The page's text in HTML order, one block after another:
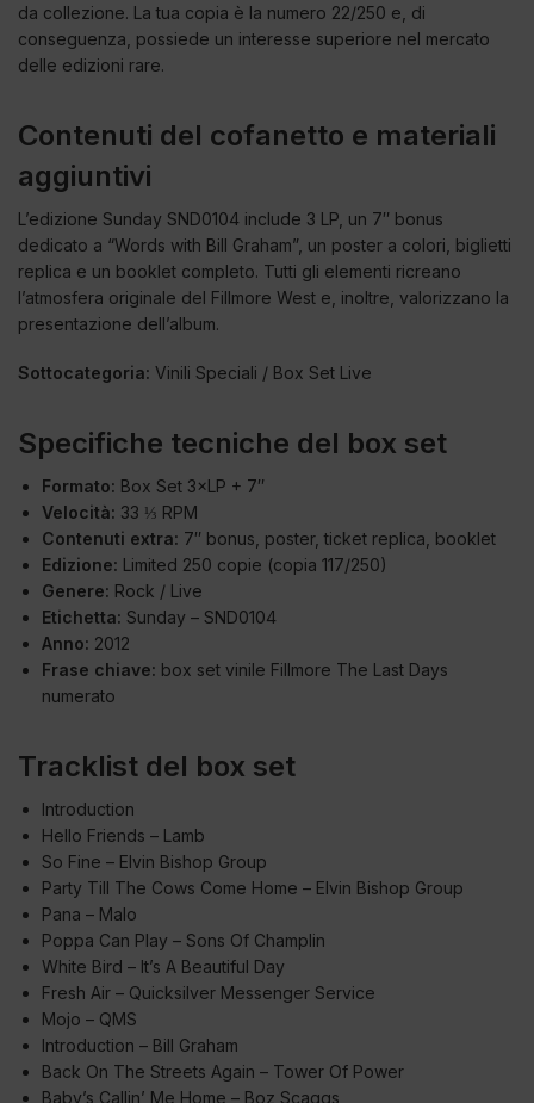
da collezione. La tua copia è la numero 22/250 e, di
conseguenza, possiede un interesse superiore nel mercato
delle edizioni rare.
Contenuti del cofanetto e materiali
aggiuntivi
L’edizione Sunday SND0104 include 3 LP, un 7″ bonus
dedicato a “Words with Bill Graham”, un poster a colori, biglietti
replica e un booklet completo. Tutti gli elementi ricreano
l’atmosfera originale del Fillmore West e, inoltre, valorizzano la
presentazione dell’album.
Sottocategoria: Vinili Speciali / Box Set Live
Specifiche tecniche del box set
Formato: Box Set 3×LP + 7″
Velocità: 33 ⅓ RPM
Contenuti extra: 7″ bonus, poster, ticket replica, booklet
Edizione: Limited 250 copie (copia 117/250)
Genere: Rock / Live
Etichetta: Sunday – SND0104
Anno: 2012
Frase chiave: box set vinile Fillmore The Last Days
numerato
Tracklist del box set
Introduction
Hello Friends – Lamb
So Fine – Elvin Bishop Group
Party Till The Cows Come Home – Elvin Bishop Group
Pana – Malo
Poppa Can Play – Sons Of Champlin
White Bird – It’s A Beautiful Day
Fresh Air – Quicksilver Messenger Service
Mojo – QMS
Introduction – Bill Graham
Back On The Streets Again – Tower Of Power
Baby’s Callin’ Me Home – Boz Scaggs